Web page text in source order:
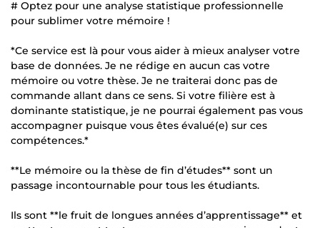
# Optez pour une analyse statistique professionnelle
pour sublimer votre mémoire !
*Ce service est là pour vous aider à mieux analyser votre
base de données. Je ne rédige en aucun cas votre
mémoire ou votre thèse. Je ne traiterai donc pas de
commande allant dans ce sens. Si votre filière est à
dominante statistique, je ne pourrai également pas vous
accompagner puisque vous êtes évalué(e) sur ces
compétences.*
**Le mémoire ou la thèse de fin d’études** sont un
passage incontournable pour tous les étudiants.
Ils sont **le fruit de longues années d’apprentissage** et